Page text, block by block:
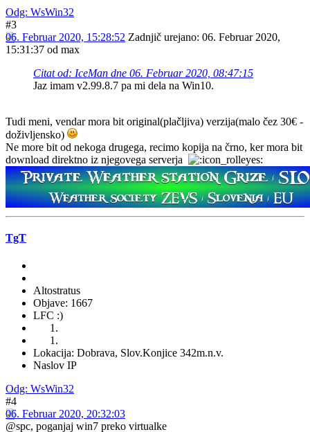
Odg: WsWin32
#3
06. Februar 2020, 15:28:52 Zadnjič urejano: 06. Februar 2020,
15:31:37 od max
Citat od: IceMan dne 06. Februar 2020, 08:47:15
Jaz imam v2.99.8.7 pa mi dela na Win10.
Tudi meni, vendar mora bit original(plačljiva) verzija(malo čez 30€ -
doživljensko)
Ne more bit od nekoga drugega, recimo kopija na črno, ker mora bit
download direktno iz njegovega serverja
TgT
Altostratus
Objave: 1667
LFC :)
Lokacija: Dobrava, Slov.Konjice 342m.n.v.
Naslov IP
Odg: WsWin32
#4
06. Februar 2020, 20:32:03
@spc, poganjaj win7 preko virtualke